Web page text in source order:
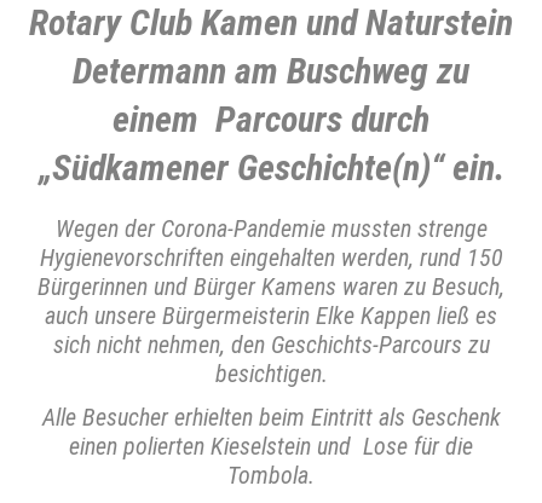
Rotary Club Kamen und Naturstein
Determann am Buschweg zu
einem Parcours durch
„Südkamener Geschichte(n)“ ein.
Wegen der Corona-Pandemie mussten strenge
Hygienevorschriften eingehalten werden, rund 150
Bürgerinnen und Bürger Kamens waren zu Besuch,
auch unsere Bürgermeisterin Elke Kappen ließ es
sich nicht nehmen, den Geschichts-Parcours zu
besichtigen.
Alle Besucher erhielten beim Eintritt als Geschenk
einen polierten Kieselstein und Lose für die
Tombola.